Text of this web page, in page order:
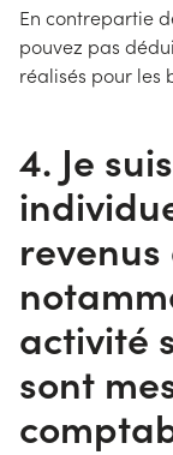
En contrepartie
pouvez pas
réalisés pour les
4. Je
revenus
activité
sont